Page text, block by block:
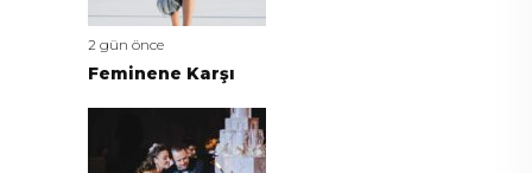
2 gün önce
Feminene Karşı